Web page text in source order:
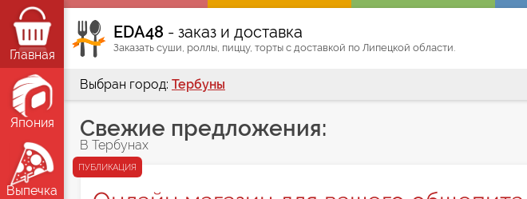
Главная
Япония
Выпечка
ЕDA48 - заказ и доставка
Заказать суши, роллы, пиццу, торты с доставкой по Липецкой области.
Выбран город: Тербуны
Свежие предложения:
В Тербунах
ПУБЛИКАЦИЯ